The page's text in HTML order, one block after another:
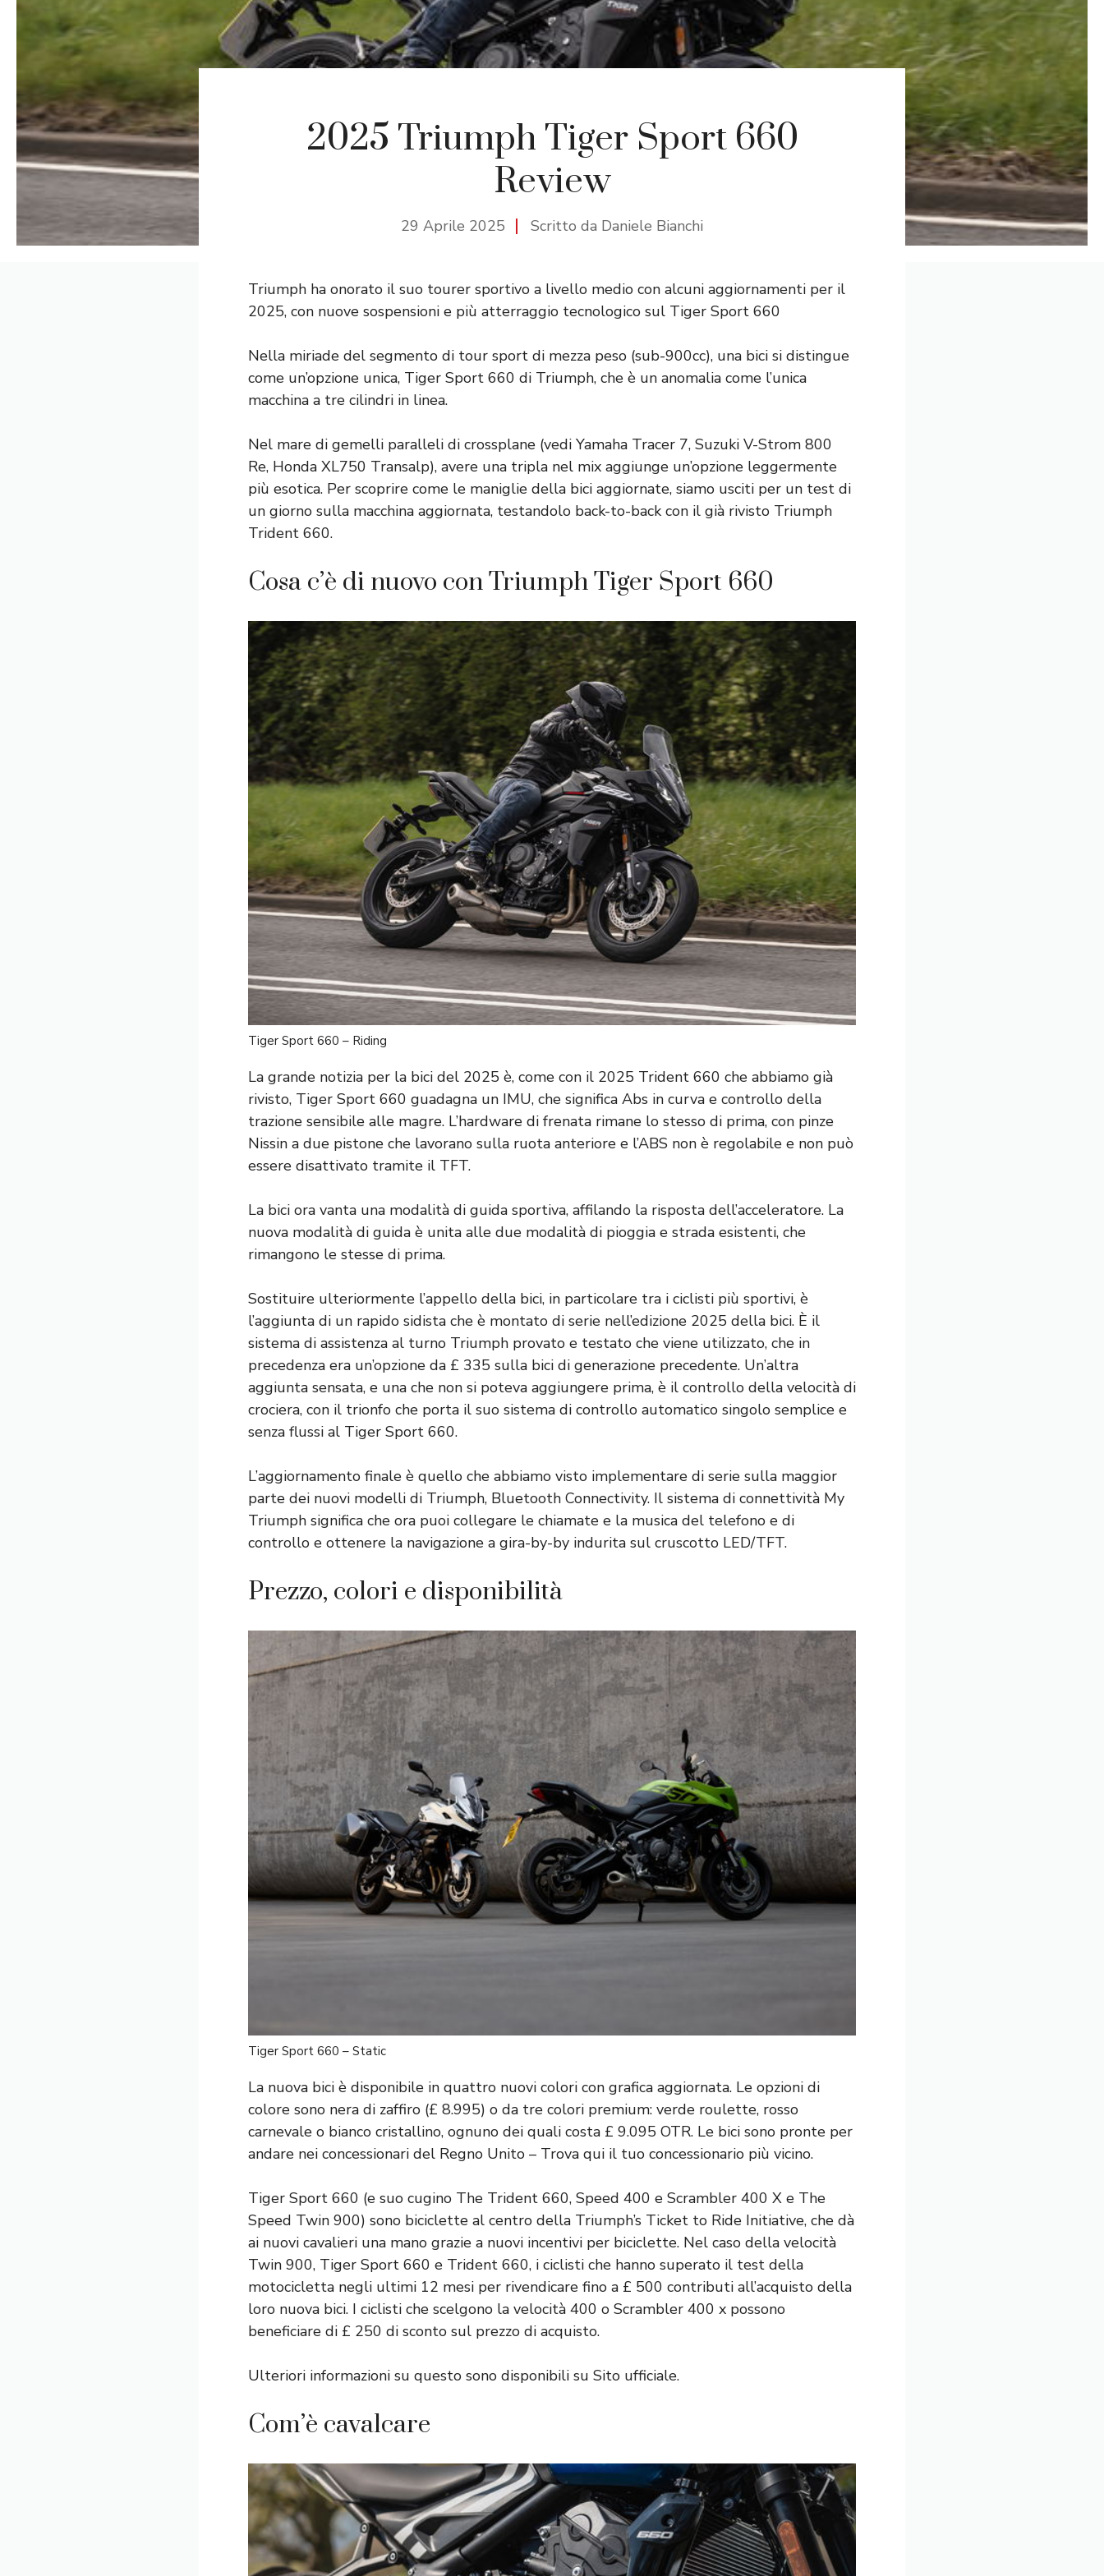
2025 Triumph Tiger Sport 660
Review
29 Aprile 2025 Scritto da Daniele Bianchi
Triumph ha onorato il suo tourer sportivo a livello medio con alcuni aggiornamenti per il
2025, con nuove sospensioni e più atterraggio tecnologico sul Tiger Sport 660
Nella miriade del segmento di tour sport di mezza peso (sub-900cc), una bici si distingue
come un’opzione unica, Tiger Sport 660 di Triumph, che è un anomalia come l’unica
macchina a tre cilindri in linea.
Nel mare di gemelli paralleli di crossplane (vedi Yamaha Tracer 7, Suzuki V-Strom 800
Re, Honda XL750 Transalp), avere una tripla nel mix aggiunge un’opzione leggermente
più esotica. Per scoprire come le maniglie della bici aggiornate, siamo usciti per un test di
un giorno sulla macchina aggiornata, testandolo back-to-back con il già rivisto Triumph
Trident 660.
Cosa c’è di nuovo con Triumph Tiger Sport 660
Tiger Sport 660 – Riding
La grande notizia per la bici del 2025 è, come con il 2025 Trident 660 che abbiamo già
rivisto, Tiger Sport 660 guadagna un IMU, che significa Abs in curva e controllo della
trazione sensibile alle magre. L’hardware di frenata rimane lo stesso di prima, con pinze
Nissin a due pistone che lavorano sulla ruota anteriore e l’ABS non è regolabile e non può
essere disattivato tramite il TFT.
La bici ora vanta una modalità di guida sportiva, affilando la risposta dell’acceleratore. La
nuova modalità di guida è unita alle due modalità di pioggia e strada esistenti, che
rimangono le stesse di prima.
Sostituire ulteriormente l’appello della bici, in particolare tra i ciclisti più sportivi, è
l’aggiunta di un rapido sidista che è montato di serie nell’edizione 2025 della bici. È il
sistema di assistenza al turno Triumph provato e testato che viene utilizzato, che in
precedenza era un’opzione da £ 335 sulla bici di generazione precedente. Un’altra
aggiunta sensata, e una che non si poteva aggiungere prima, è il controllo della velocità di
crociera, con il trionfo che porta il suo sistema di controllo automatico singolo semplice e
senza flussi al Tiger Sport 660.
L’aggiornamento finale è quello che abbiamo visto implementare di serie sulla maggior
parte dei nuovi modelli di Triumph, Bluetooth Connectivity. Il sistema di connettività My
Triumph significa che ora puoi collegare le chiamate e la musica del telefono e di
controllo e ottenere la navigazione a gira-by-by indurita sul cruscotto LED/TFT.
Prezzo, colori e disponibilità
Tiger Sport 660 – Static
La nuova bici è disponibile in quattro nuovi colori con grafica aggiornata. Le opzioni di
colore sono nera di zaffiro (£ 8.995) o da tre colori premium: verde roulette, rosso
carnevale o bianco cristallino, ognuno dei quali costa £ 9.095 OTR. Le bici sono pronte per
andare nei concessionari del Regno Unito – Trova qui il tuo concessionario più vicino.
Tiger Sport 660 (e suo cugino The Trident 660, Speed ​​400 e Scrambler 400 X e The
Speed ​​Twin 900) sono biciclette al centro della Triumph’s Ticket to Ride Initiative, che dà
ai nuovi cavalieri una mano grazie a nuovi incentivi per biciclette. Nel caso della velocità
Twin 900, Tiger Sport 660 e Trident 660, i ciclisti che hanno superato il test della
motocicletta negli ultimi 12 mesi per rivendicare fino a £ 500 contributi all’acquisto della
loro nuova bici. I ciclisti che scelgono la velocità 400 o Scrambler 400 x possono
beneficiare di £ 250 di sconto sul prezzo di acquisto.
Ulteriori informazioni su questo sono disponibili su Sito ufficiale.
Com’è cavalcare